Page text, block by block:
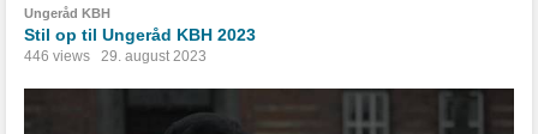
Ungeråd KBH
Stil op til Ungeråd KBH 2023
446 views 29. august 2023